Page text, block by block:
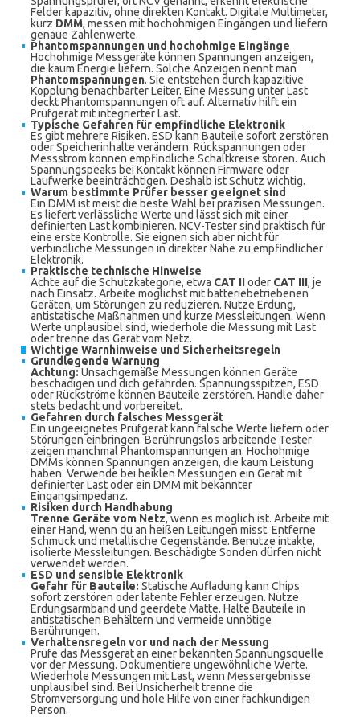
Felder kapazitiv, ohne direkten Kontakt. Digitale Multimeter,
kurz DMM, messen mit hochohmigen Eingängen und liefern
genaue Zahlenwerte.
Phantomspannungen und hochohmige Eingänge
Hochohmige Messgeräte können Spannungen anzeigen,
die kaum Energie liefern. Solche Anzeigen nennt man
Phantomspannungen. Sie entstehen durch kapazitive
Kopplung benachbarter Leiter. Eine Messung unter Last
deckt Phantomspannungen oft auf. Alternativ hilft ein
Prüfgerät mit integrierter Last.
Typische Gefahren für empfindliche Elektronik
Es gibt mehrere Risiken. ESD kann Bauteile sofort zerstören
oder Speicherinhalte verändern. Rückspannungen oder
Messstrom können empfindliche Schaltkreise stören. Auch
Spannungspeaks bei Kontakt können Firmware oder
Laufwerke beeinträchtigen. Deshalb ist Schutz wichtig.
Warum bestimmte Prüfer besser geeignet sind
Ein DMM ist meist die beste Wahl bei präzisen Messungen.
Es liefert verlässliche Werte und lässt sich mit einer
definierten Last kombinieren. NCV-Tester sind praktisch für
eine erste Kontrolle. Sie eignen sich aber nicht für
verbindliche Messungen in direkter Nähe zu empfindlicher
Elektronik.
Praktische technische Hinweise
Achte auf die Schutzkategorie, etwa CAT IIoder CAT III, je
nach Einsatz. Arbeite möglichst mit batteriebetriebenen
Geräten, um Störungen zu reduzieren. Nutze Erdung,
antistatische Maßnahmen und kurze Messleitungen. Wenn
Werte unplausibel sind, wiederhole die Messung mit Last
oder trenne das Gerät vom Netz.
Wichtige Warnhinweise und Sicherheitsregeln
Grundlegende Warnung
Achtung: Unsachgemäße Messungen können Geräte
beschädigen und dich gefährden. Spannungsspitzen, ESD
oder Rückströme können Bauteile zerstören. Handle daher
stets bedacht und vorbereitet.
Gefahren durch falsches Messgerät
Ein ungeeignetes Prüfgerät kann falsche Werte liefern oder
Störungen einbringen. Berührungslos arbeitende Tester
zeigen manchmal Phantomspannungen an. Hochohmige
DMMs können Spannungen anzeigen, die kaum Leistung
haben. Verwende bei heiklen Messungen ein Gerät mit
definierter Last oder ein DMM mit bekannter
Eingangsimpedanz.
Risiken durch Handhabung
Trenne Geräte vom Netz, wenn es möglich ist. Arbeite mit
einer Hand, wenn du an heißen Leitungen misst. Entferne
Schmuck und metallische Gegenstände. Benutze intakte,
isolierte Messleitungen. Beschädigte Sonden dürfen nicht
verwendet werden.
ESD und sensible Elektronik
Gefahr für Bauteile: Statische Aufladung kann Chips
sofort zerstören oder latente Fehler erzeugen. Nutze
Erdungsarmband und geerdete Matte. Halte Bauteile in
antistatischen Behältern und vermeide unnötige
Berührungen.
Verhaltensregeln vor und nach der Messung
Prüfe das Messgerät an einer bekannten Spannungsquelle
vor der Messung. Dokumentiere ungewöhnliche Werte.
Wiederhole Messungen mit Last, wenn Messergebnisse
unplausibel sind. Bei Unsicherheit trenne die
Stromversorgung und hole Hilfe von einer fachkundigen
Person.